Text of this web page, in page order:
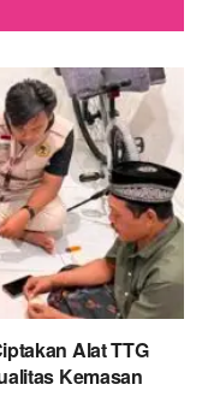
Alat TTG
Kemasan